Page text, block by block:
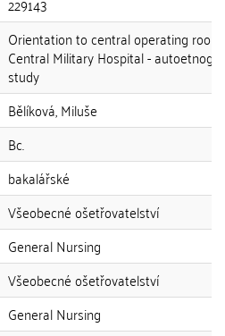
Orientation to central operating
Central Military Hospital -
study
Bělíková, Miluše
Bc.
bakalářské
Všeobecné ošetřovatelství
General Nursing
Všeobecné ošetřovatelství
General Nursing